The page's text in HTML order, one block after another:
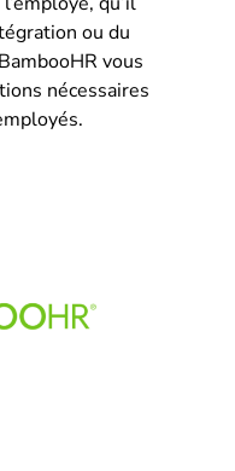
ou du
vous
nécessaires